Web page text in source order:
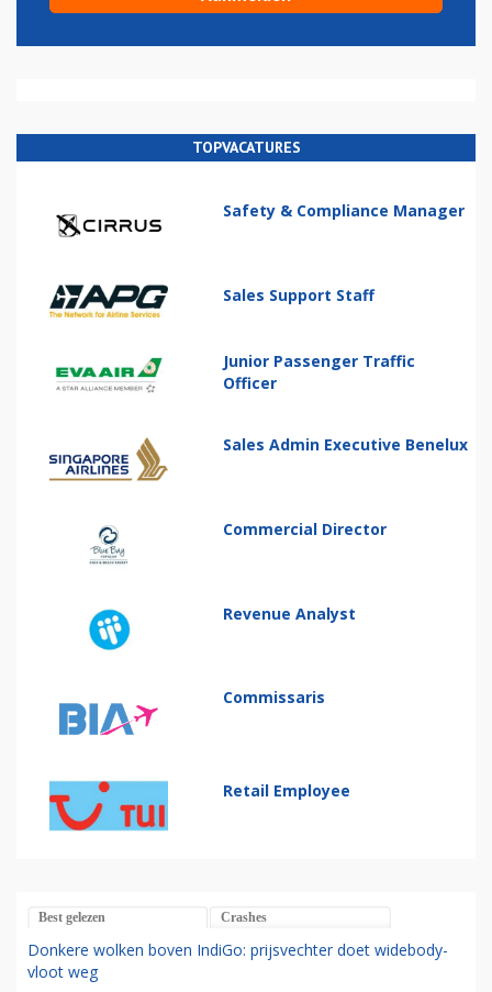
TOPVACATURES
Safety & Compliance Manager
Sales Support Staff
Junior Passenger Traffic
Officer
Sales Admin Executive Benelux
Commercial Director
Revenue Analyst
Commissaris
Retail Employee
Best gelezen Crashes
Donkere wolken boven IndiGo: prijsvechter doet widebody-
vloot weg